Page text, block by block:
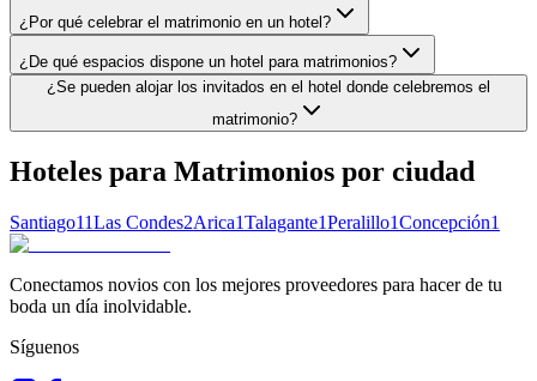
¿Por qué celebrar el matrimonio en un hotel?
¿De qué espacios dispone un hotel para matrimonios?
¿Se pueden alojar los invitados en el hotel donde celebremos el
matrimonio?
Hoteles para Matrimonios por ciudad
Santiago11Las Condes2Arica1Talagante1Peralillo1Concepción1
Conectamos novios con los mejores proveedores para hacer de tu
boda un día inolvidable.
Síguenos